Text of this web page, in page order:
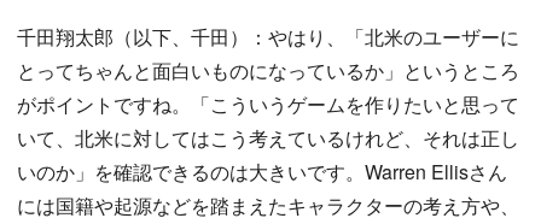
千田翔太郎（以下、千田）：やはり、「北米のユーザーに
とってちゃんと面白いものになっているか」というところ
がポイントですね。「こういうゲームを作りたいと思って
いて、北米に対してはこう考えているけれど、それは正し
いのか」を確認できるのは大きいです。Warren Ellisさん
には国籍や起源などを踏まえたキャラクターの考え方や、